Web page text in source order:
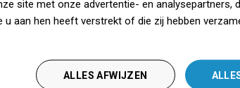
Wit
Keramiek
site met onze advertentie- en analysepartners,
aan hen heeft verstrekt of die zij hebben
ALLES AFWIJZEN